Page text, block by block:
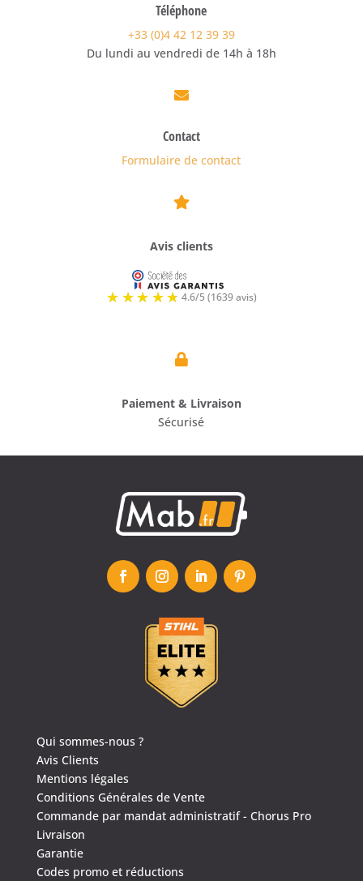
Téléphone
+33 (0)4 42 12 39 39
Du lundi au vendredi de 14h à 18h

Contact
Formulaire de contact

Avis clients

Paiement & Livraison
Sécurisé
Qui sommes-nous ?
Avis Clients
Mentions légales
Conditions Générales de Vente
Commande par mandat administratif - Chorus Pro
Livraison
Garantie
Codes promo et réductions